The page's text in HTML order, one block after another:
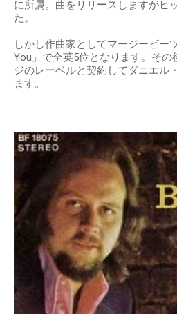
に所属。曲をリリースしますがヒ
た。
しかし作曲家としてマージービー
You」で全英5位となります。その
ジのレーベルと契約してダニエル
ます。